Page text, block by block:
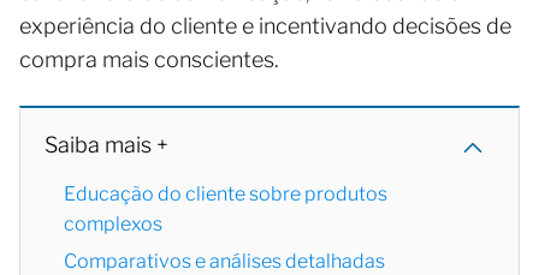
experiência do cliente e incentivando decisões de
compra mais conscientes.
Saiba mais +
Educação do cliente sobre produtos
complexos
Comparativos e análises detalhadas